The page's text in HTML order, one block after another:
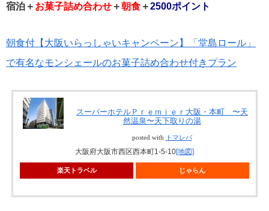
宿泊＋ お菓子詰め合わせ ＋朝食 ＋2500ポイント
朝食付【大阪いらっしゃいキャンペーン】「堂島ロール」
で有名なモンシェールのお菓子詰め合わせ付きプラン
スーパーホテルＰｒｅｍｉｅｒ大阪・本町 〜天
然温泉〜天下取りの湯
posted with トマレバ
大阪府大阪市西区西本町1-5-10[地図]
楽天トラベル じゃらん